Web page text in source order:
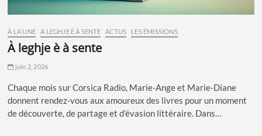
À LA UNE A LEGHJE È À SENTE ACTUS LES ÉMISSIONS
à leghje è à sente
juin 2, 2026
Chaque mois sur Corsica Radio, Marie-Ange et Marie-Diane
donnent rendez-vous aux amoureux des livres pour un moment
de découverte, de partage et d’évasion littéraire. Dans…